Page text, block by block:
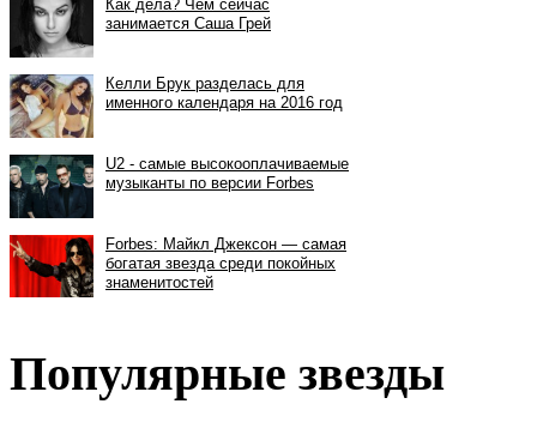
Популярные звезды